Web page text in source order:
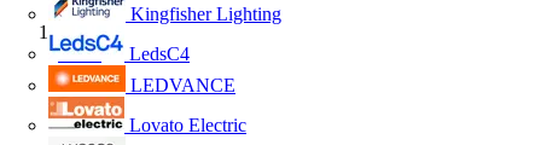
Kingfisher Lighting
LedsC4
LEDVANCE
Lovato Electric
Inicio